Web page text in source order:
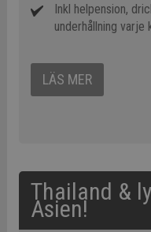
Inkl helpension,
underhållning varje
LÄS MER
Thailand &
Asien!